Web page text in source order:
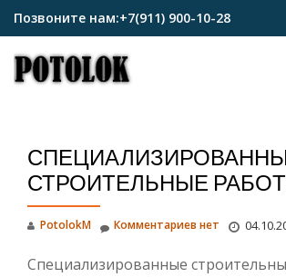
содержимому
Позвоните нам:+7(911) 900-10-28
СТРОИТЕЛЬНЫЕ
PotolokM Комментариев нет
Специализированные